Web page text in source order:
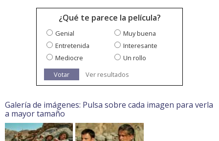
¿Qué te parece la película?
Genial
Muy buena
Entretenida
Interesante
Mediocre
Un rollo
Votar
Ver resultados
Galería de imágenes: Pulsa sobre cada imagen para verla
a mayor tamaño